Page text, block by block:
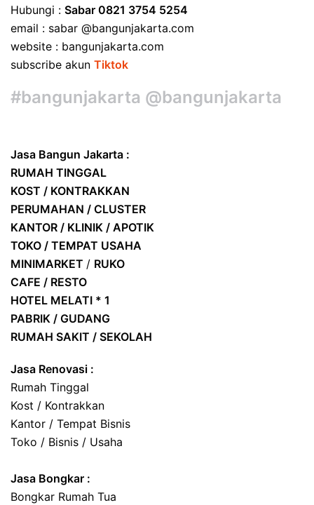
Hubungi : Sabar 0821 3754 5254
email : sabar @bangunjakarta.com
website : bangunjakarta.com
subscribe akun Tiktok
#bangunjakarta @bangunjakarta
Jasa Bangun Jakarta :
RUMAH TINGGAL
KOST / KONTRAKKAN
PERUMAHAN / CLUSTER
KANTOR / KLINIK / APOTIK
TOKO / TEMPAT USAHA
MINIMARKET / RUKO
CAFE / RESTO
HOTEL MELATI * 1
PABRIK / GUDANG
RUMAH SAKIT / SEKOLAH
Jasa Renovasi :
Rumah Tinggal
Kost / Kontrakkan
Kantor / Tempat Bisnis
Toko / Bisnis / Usaha
Jasa Bongkar :
Bongkar Rumah Tua